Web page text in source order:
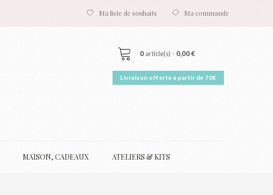
Ma commande
Ma liste de souhaits
0 article(s) - 0,00 €
MAISON, CADEAUX ATELIERS & KITS